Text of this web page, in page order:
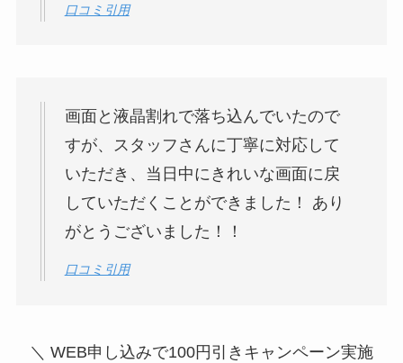
口コミ引用
画面と液晶割れで落ち込んでいたので
すが、スタッフさんに丁寧に対応して
いただき、当日中にきれいな画面に戻
していただくことができました！ あり
がとうございました！！
口コミ引用
＼ WEB申し込みで100円引きキャンペーン実施